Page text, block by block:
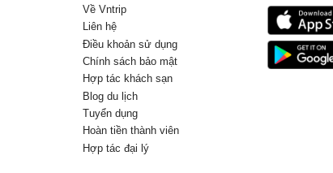
Về Vntrip
Liên hệ
Điều khoản sử dụng
Chính sách bảo mật
Hợp tác khách sạn
Blog du lịch
Tuyển dụng
Hoàn tiền thành viên
Hợp tác đại lý